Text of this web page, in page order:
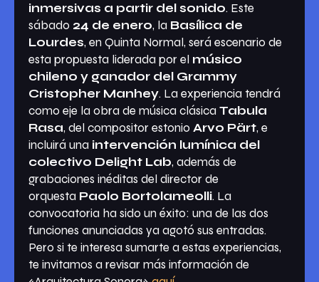
inmersivas a partir del sonido. Este
sábado 24 de enero, la Basílica de
Lourdes, en Quinta Normal, será escenario de
esta propuesta liderada por el músico
chileno y ganador del Grammy
Cristopher Manhey. La experiencia tendrá
como eje la obra de música clásica Tabula
Rasa, del compositor estonio Arvo Pärt, e
incluirá una intervención lumínica del
colectivo Delight Lab, además de
grabaciones inéditas del director de
orquesta Paolo Bortolameolli. La
convocatoria ha sido un éxito: una de las dos
funciones anunciadas ya agotó sus entradas.
Pero si te interesa sumarte a estas experiencias,
te invitamos a revisar más información de